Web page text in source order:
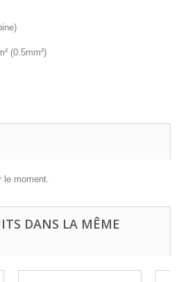
(0.5mm²)
le moment.
DANS LA MÊME